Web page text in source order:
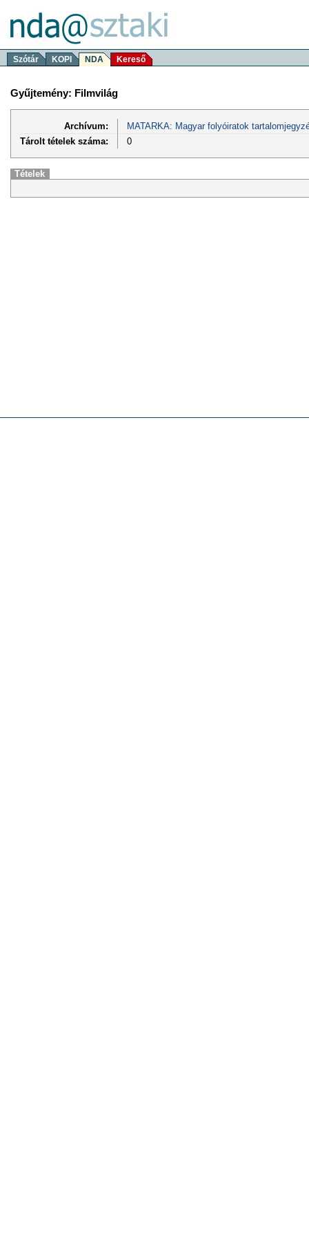
Szótár KOPI NDA Kereső
Gyűjtemény: Filmvilág
Archívum:
MATARKA: Magyar folyóiratok
Tárolt tételek száma:
0
Tételek